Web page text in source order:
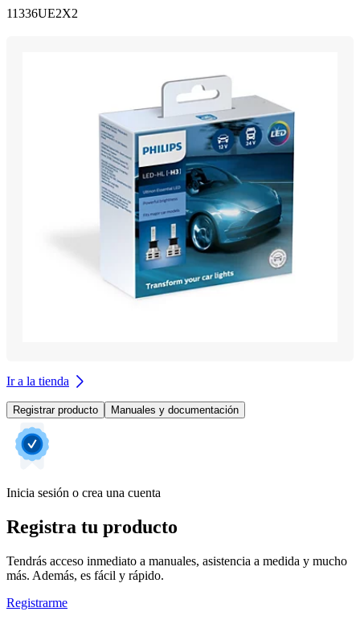
11336UE2X2
Ir a la tienda
Registrar producto Manuales y documentación
Inicia sesión o crea una cuenta
Registra tu producto
Tendrás acceso inmediato a manuales, asistencia a medida y mucho
más. Además, es fácil y rápido.
Registrarme